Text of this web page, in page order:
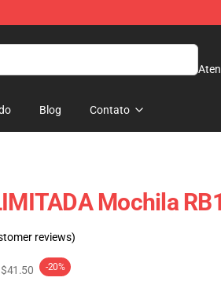
Blog Contato
Mochila
reviews)
$41.50 -20%